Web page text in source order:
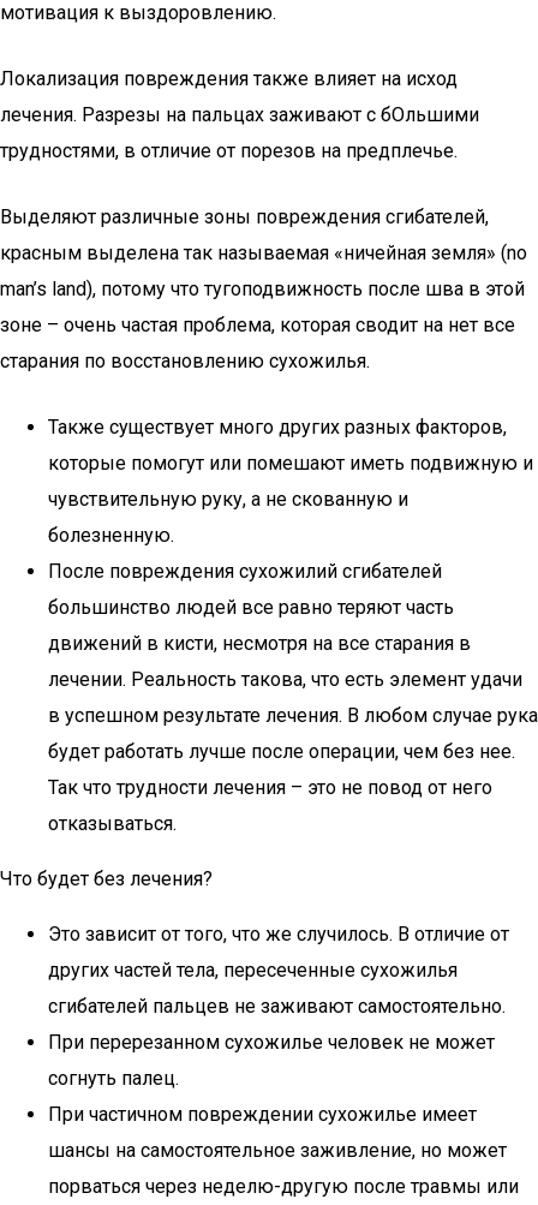
мотивация к выздоровлению.
Локализация повреждения также влияет на исход
лечения. Разрезы на пальцах заживают с бОльшими
трудностями, в отличие от порезов на предплечье.
Выделяют различные зоны повреждения сгибателей,
красным выделена так называемая «ничейная земля» (no
man’s land), потому что тугоподвижность после шва в этой
зоне – очень частая проблема, которая сводит на нет все
старания по восстановлению сухожилья.
Также существует много других разных факторов,
которые помогут или помешают иметь подвижную и
чувствительную руку, а не скованную и
болезненную.
После повреждения сухожилий сгибателей
большинство людей все равно теряют часть
движений в кисти, несмотря на все старания в
лечении. Реальность такова, что есть элемент удачи
в успешном результате лечения. В любом случае рука
будет работать лучше после операции, чем без нее.
Так что трудности лечения – это не повод от него
отказываться.
Что будет без лечения?
Это зависит от того, что же случилось. В отличие от
других частей тела, пересеченные сухожилья
сгибателей пальцев не заживают самостоятельно.
При перерезанном сухожилье человек не может
согнуть палец.
При частичном повреждении сухожилье имеет
шансы на самостоятельное заживление, но может
порваться через неделю-другую после травмы или